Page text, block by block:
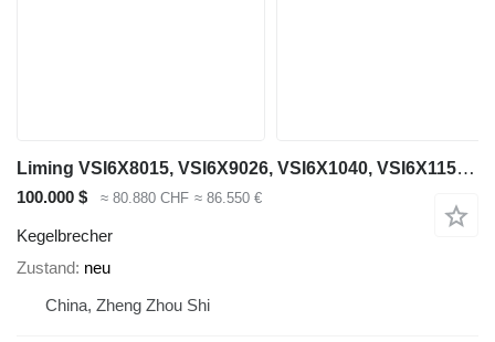
Liming VSI6X8015, VSI6X9026, VSI6X1040, VSI6X1150, VSI6X1263
100.000 $ ≈ 80.880 CHF ≈ 86.550 €
Kegelbrecher
Zustand neu
China, Zheng Zhou Shi